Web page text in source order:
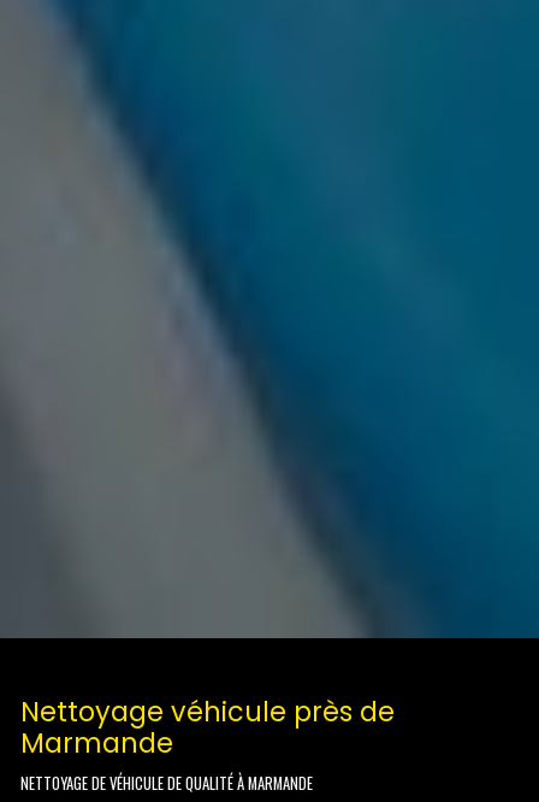
Nettoyage véhicule près de
Marmande
NETTOYAGE DE VÉHICULE DE QUALITÉ À MARMANDE